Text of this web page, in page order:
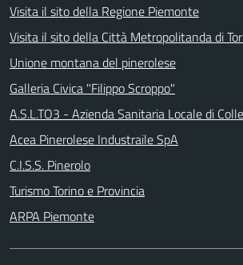
Visita il sito della Regione Piemonte
Visita il sito della Città Metropolitanda di
Unione montana del pinerolese
Galleria Civica "Filippo Scroppo"
A.S.L.TO3 - Azienda Sanitaria Locale di
Acea Pinerolese Industraile SpA
C.I.S.S. Pinerolo
Turismo Torino e Provincia
ARPA Piemonte